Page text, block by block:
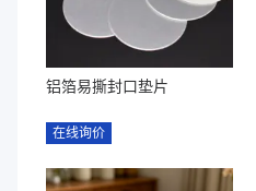
铝箔易撕封口垫片
在线询价